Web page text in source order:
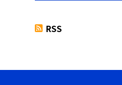
RSS